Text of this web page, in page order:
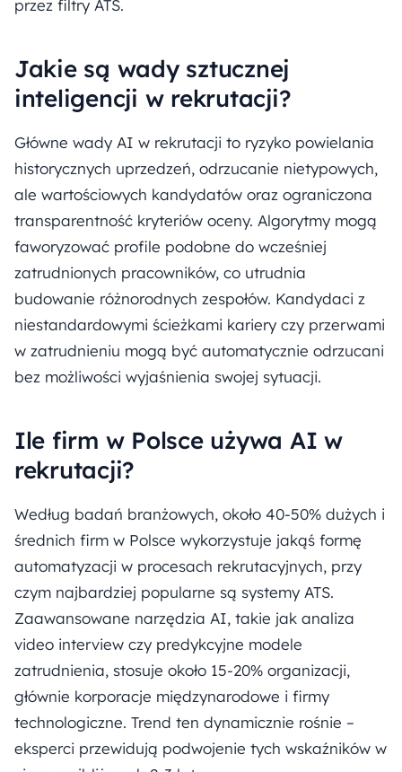
przez filtry ATS.
Jakie są wady sztucznej
inteligencji w rekrutacji?
Główne wady AI w rekrutacji to ryzyko powielania
historycznych uprzedzeń, odrzucanie nietypowych,
ale wartościowych kandydatów oraz ograniczona
transparentność kryteriów oceny. Algorytmy mogą
faworyzować profile podobne do wcześniej
zatrudnionych pracowników, co utrudnia
budowanie różnorodnych zespołów. Kandydaci z
niestandardowymi ścieżkami kariery czy przerwami
w zatrudnieniu mogą być automatycznie odrzucani
bez możliwości wyjaśnienia swojej sytuacji.
Ile firm w Polsce używa AI w
rekrutacji?
Według badań branżowych, około 40-50% dużych i
średnich firm w Polsce wykorzystuje jakąś formę
automatyzacji w procesach rekrutacyjnych, przy
czym najbardziej popularne są systemy ATS.
Zaawansowane narzędzia AI, takie jak analiza
video interview czy predykcyjne modele
zatrudnienia, stosuje około 15-20% organizacji,
głównie korporacje międzynarodowe i firmy
technologiczne. Trend ten dynamicznie rośnie –
eksperci przewidują podwojenie tych wskaźników w